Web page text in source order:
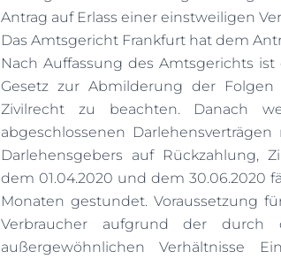
Antrag auf Erlass einer einstweiligen
Das Amtsgericht Frankfurt hat dem
Nach Auffassung des Amtsgerichts
Gesetz zur Abmilderung der
Zivilrecht zu beachten. Danach
abgeschlossenen
Darlehensgebers auf Rückzahlung,
dem 01.04.2020 und dem 30.06.2020
Monaten gestundet. Voraussetzung
Verbraucher aufgrund der durch
außergewöhnlichen Verhältnisse